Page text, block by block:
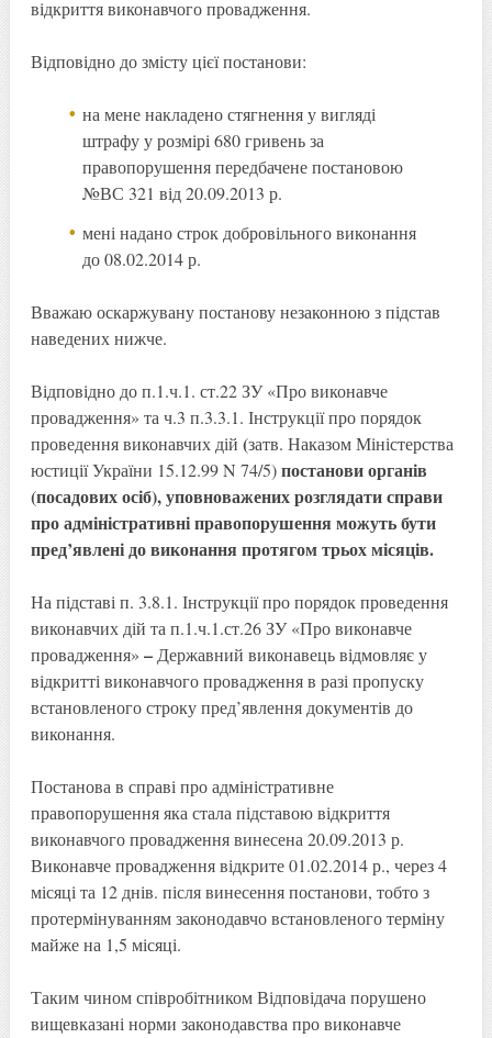
відкриття виконавчого провадження.
Відповідно до змісту цієї постанови:
на мене накладено стягнення у вигляді
штрафу у розмірі 680 гривень за
правопорушення передбачене постановою
№ВС 321 від 20.09.2013 р.
мені надано строк добровільного виконання
до 08.02.2014 р.
Вважаю оскаржувану постанову незаконною з підстав
наведених нижче.
Відповідно до п.1.ч.1. ст.22 ЗУ «Про виконавче
провадження» та ч.3 п.3.3.1. Інструкції про порядок
проведення виконавчих дій (затв. Наказом Міністерства
юстиції України 15.12.99 N 74/5)постанови органів
(посадових осіб), уповноважених розглядати справи
про адміністративні правопорушення можуть бути
пред’явлені до виконання протягом трьох місяців.
На підставі п. 3.8.1. Інструкції про порядок проведення
виконавчих дій та п.1.ч.1.ст.26 ЗУ «Про виконавче
провадження» – Державний виконавець відмовляє у
відкритті виконавчого провадження в разі пропуску
встановленого строку пред’явлення документів до
виконання.
Постанова в справі про адміністративне
правопорушення яка стала підставою відкриття
виконавчого провадження винесена 20.09.2013 р.
Виконавче провадження відкрите 01.02.2014 р., через 4
місяці та 12 днів. після винесення постанови, тобто з
протермінуванням законодавчо встановленого терміну
майже на 1,5 місяці.
Таким чином співробітником Відповідача порушено
вищевказані норми законодавства про виконавче